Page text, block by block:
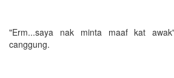
"Erm...saya nak minta maaf kat
canggung.